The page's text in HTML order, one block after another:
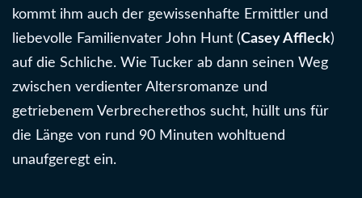
kommt ihm auch der gewissenhafte Ermittler und
liebevolle Familienvater John Hunt (Casey Affleck)
auf die Schliche. Wie Tucker ab dann seinen Weg
zwischen verdienter Altersromanze und
getriebenem Verbrecherethos sucht, hüllt uns für
die Länge von rund 90 Minuten wohltuend
unaufgeregt ein.